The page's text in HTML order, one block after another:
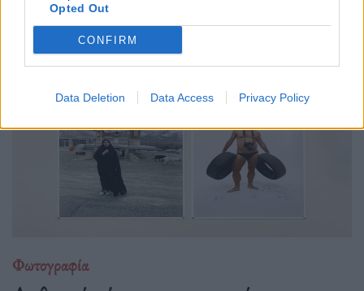
Opted Out
CONFIRM
Data Deletion Data Access Privacy Policy
προσπαθεί να γοητεύσει μας δείχνει ποιοι
Φωτογραφία